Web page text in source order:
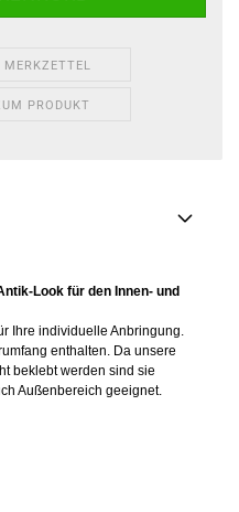
MERKZETTEL
PRODUKT
Look für den Innen- und
Ihre individuelle Anbringung.
enthalten. Da unsere
beklebt werden sind sie
Außenbereich geeignet.